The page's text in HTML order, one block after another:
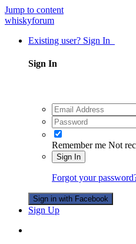
Jump to content
whiskyforum
Existing user? Sign In
Sign In
Remember me Not
Sign In
Forgot your
Sign in with Facebook
Sign Up